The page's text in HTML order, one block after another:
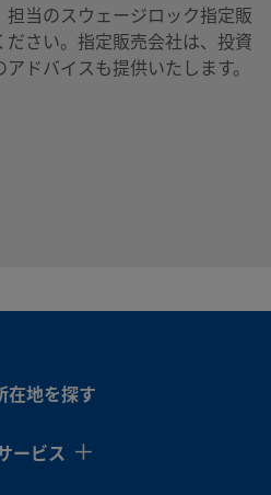
3/8
NPT
製品を見る
当のスウェージロック指定販
さい。指定販売会社は、投資
ドバイスも提供いたします。
在地を探す
ービス